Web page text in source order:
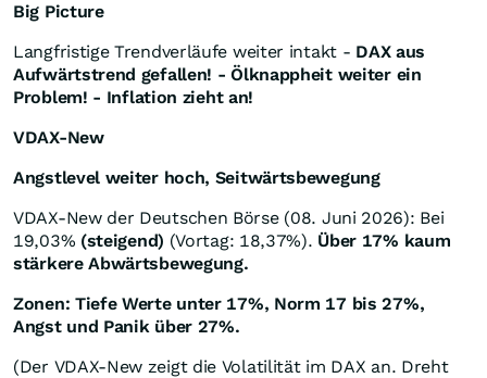
Big Picture
Langfristige Trendverläufe weiter intakt - DAX aus
Aufwärtstrend gefallen! - Ölknappheit weiter ein
Problem! - Inflation zieht an!
VDAX-New
Angstlevel weiter hoch, Seitwärtsbewegung
VDAX-New der Deutschen Börse (08. Juni 2026): Bei
19,03% (steigend) (Vortag: 18,37%). Über 17% kaum
stärkere Abwärtsbewegung.
Zonen: Tiefe Werte unter 17%, Norm 17 bis 27%,
Angst und Panik über 27%.
(Der VDAX-New zeigt die Volatilität im DAX an. Dreht